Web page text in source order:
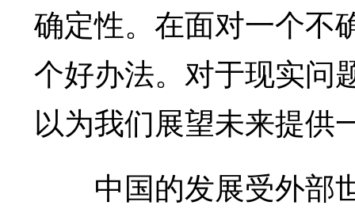
确定性。在面对一个不
个好办法。对于现实问
以为我们展望未来提供
中国的发展受外部